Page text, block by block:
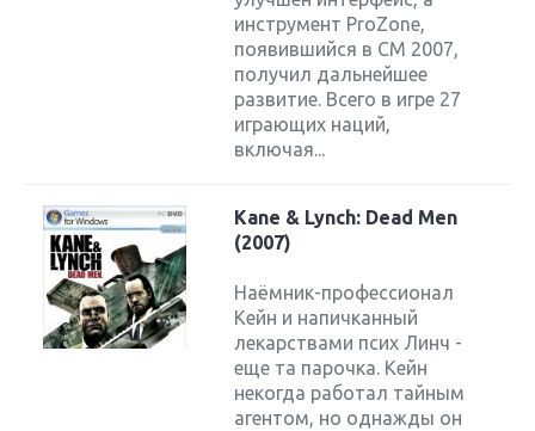
инструмент ProZone,
появившийся в CM 2007,
получил дальнейшее
развитие. Всего в игре 27
играющих наций,
включая...
Kane & Lynch: Dead Men
(2007)
Наёмник-профессионал
Кейн и напичканный
лекарствами псих Линч -
еще та парочка. Кейн
некогда работал тайным
агентом, но однажды он